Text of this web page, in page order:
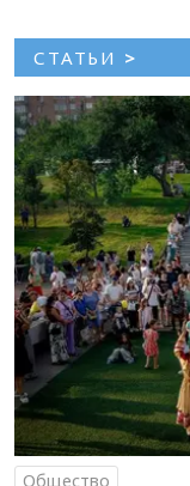
СТАТЬИ >
Общество